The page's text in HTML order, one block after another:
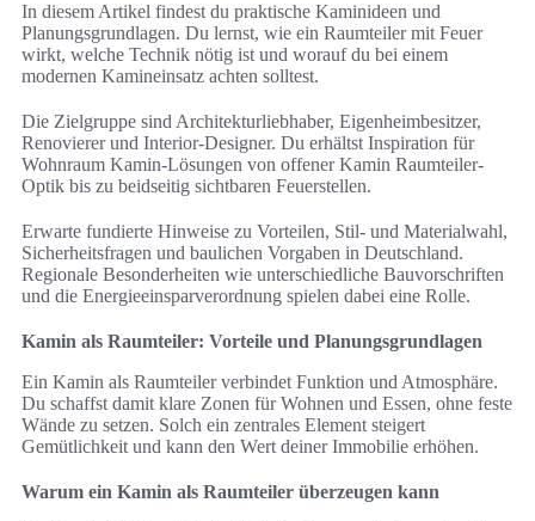
In diesem Artikel findest du praktische Kaminideen und
Planungsgrundlagen. Du lernst, wie ein Raumteiler mit Feuer
wirkt, welche Technik nötig ist und worauf du bei einem
modernen Kamineinsatz achten solltest.
Die Zielgruppe sind Architekturliebhaber, Eigenheimbesitzer,
Renovierer und Interior-Designer. Du erhältst Inspiration für
Wohnraum Kamin-Lösungen von offener Kamin Raumteiler-
Optik bis zu beidseitig sichtbaren Feuerstellen.
Erwarte fundierte Hinweise zu Vorteilen, Stil- und Materialwahl,
Sicherheitsfragen und baulichen Vorgaben in Deutschland.
Regionale Besonderheiten wie unterschiedliche Bauvorschriften
und die Energieeinsparverordnung spielen dabei eine Rolle.
Kamin als Raumteiler: Vorteile und Planungsgrundlagen
Ein Kamin als Raumteiler verbindet Funktion und Atmosphäre.
Du schaffst damit klare Zonen für Wohnen und Essen, ohne feste
Wände zu setzen. Solch ein zentrales Element steigert
Gemütlichkeit und kann den Wert deiner Immobilie erhöhen.
Warum ein Kamin als Raumteiler überzeugen kann